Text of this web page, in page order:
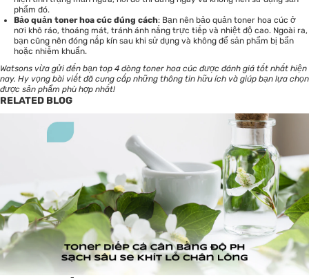
phẩm đó.
Bảo quản toner hoa cúc đúng cách: Bạn nên bảo quản toner hoa cúc ở
nơi khô ráo, thoáng mát, tránh ánh nắng trực tiếp và nhiệt độ cao. Ngoài ra,
bạn cũng nên đóng nắp kín sau khi sử dụng và không để sản phẩm bị bẩn
hoặc nhiễm khuẩn.
Watsons vừa gửi đến bạn top 4 dòng toner hoa cúc được đánh giá tốt nhất hiện
nay. Hy vọng bài viết đã cung cấp những thông tin hữu ích và giúp bạn lựa chọn
được sản phẩm phù hợp nhất!
RELATED BLOG